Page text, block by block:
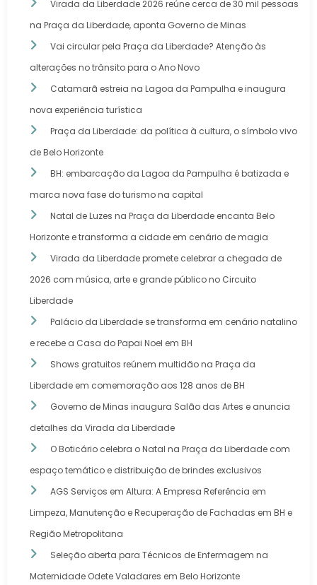
Virada da Liberdade 2026 reúne cerca de 30 mil pessoas
na Praça da Liberdade, aponta Governo de Minas
Vai circular pela Praça da Liberdade? Atenção às
alterações no trânsito para o Ano Novo
Catamarã estreia na Lagoa da Pampulha e inaugura
nova experiência turística
Praça da Liberdade: da política à cultura, o símbolo vivo
de Belo Horizonte
BH: embarcação da Lagoa da Pampulha é batizada e
marca nova fase do turismo na capital
Natal de Luzes na Praça da Liberdade encanta Belo
Horizonte e transforma a cidade em cenário de magia
Virada da Liberdade promete celebrar a chegada de
2026 com música, arte e grande público no Circuito
Liberdade
Palácio da Liberdade se transforma em cenário natalino
e recebe a Casa do Papai Noel em BH
Shows gratuitos reúnem multidão na Praça da
Liberdade em comemoração aos 128 anos de BH
Governo de Minas inaugura Salão das Artes e anuncia
detalhes da Virada da Liberdade
O Boticário celebra o Natal na Praça da Liberdade com
espaço temático e distribuição de brindes exclusivos
AGS Serviços em Altura: A Empresa Referência em
Limpeza, Manutenção e Recuperação de Fachadas em BH e
Região Metropolitana
Seleção aberta para Técnicos de Enfermagem na
Maternidade Odete Valadares em Belo Horizonte